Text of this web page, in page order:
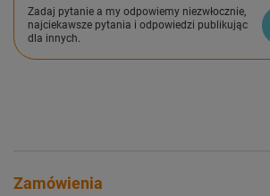
Zadaj pytanie a my odpowiemy niezwłocznie,
najciekawsze pytania i odpowiedzi publikując
dla innych.
Zamówienia